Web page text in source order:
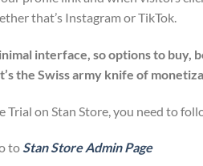
that’s Instagram or TikTok.
interface, so options to buy,
the Swiss army knife of
Trial on Stan Store, you need to
toStan Store Admin Page